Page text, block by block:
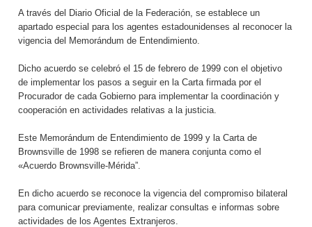
A través del Diario Oficial de la Federación, se establece un
apartado especial para los agentes estadounidenses al reconocer la
vigencia del Memorándum de Entendimiento.
Dicho acuerdo se celebró el 15 de febrero de 1999 con el objetivo
de implementar los pasos a seguir en la Carta firmada por el
Procurador de cada Gobierno para implementar la coordinación y
cooperación en actividades relativas a la justicia.
Este Memorándum de Entendimiento de 1999 y la Carta de
Brownsville de 1998 se refieren de manera conjunta como el
«Acuerdo Brownsville-Mérida”.
En dicho acuerdo se reconoce la vigencia del compromiso bilateral
para comunicar previamente, realizar consultas e informas sobre
actividades de los Agentes Extranjeros.